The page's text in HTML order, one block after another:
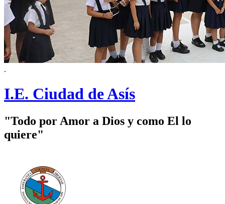
.
I.E. Ciudad de Asís
"Todo por Amor a Dios y como El lo
quiere"